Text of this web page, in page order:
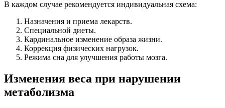
В каждом случае рекомендуется индивидуальная схема:
Назначения и приема лекарств.
Специальной диеты.
Кардинальное изменение образа жизни.
Коррекция физических нагрузок.
Режима сна для улучшения работы мозга.
Изменения веса при нарушении
метаболизма